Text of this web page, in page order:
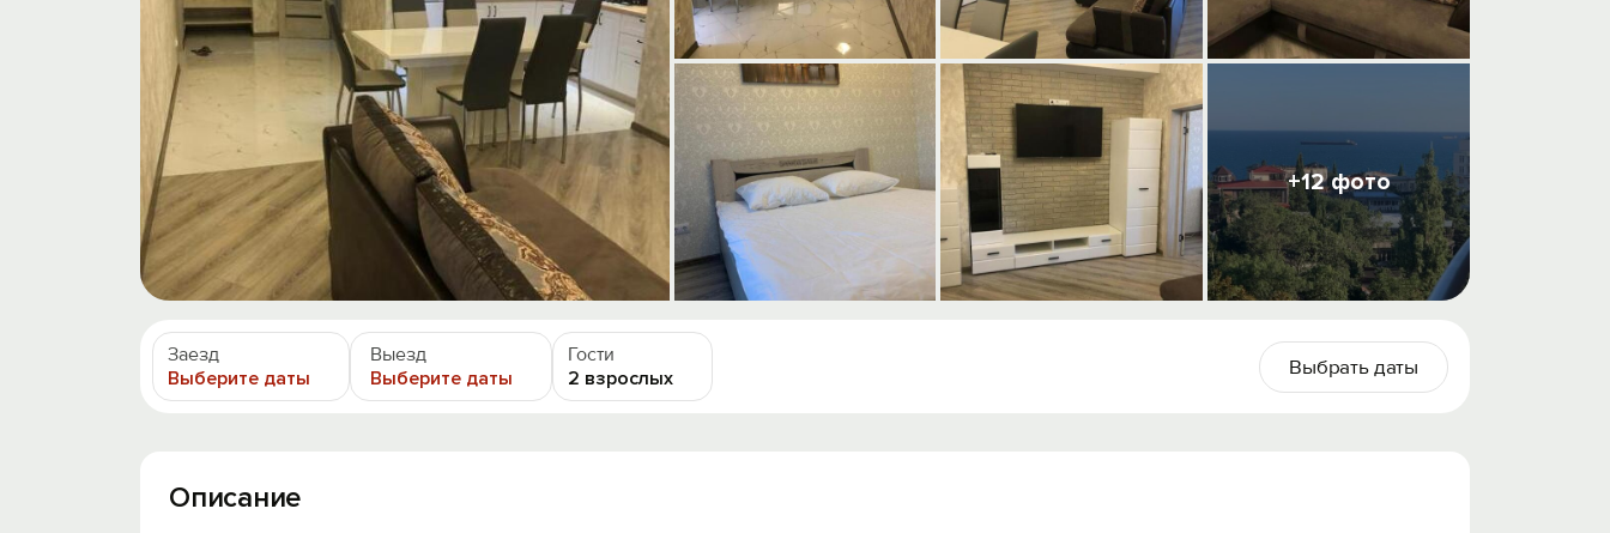
+12 фото
Заезд
Выберите даты
Выезд
Выберите даты
Гости
2 взрослых
Выбрать даты
Описание